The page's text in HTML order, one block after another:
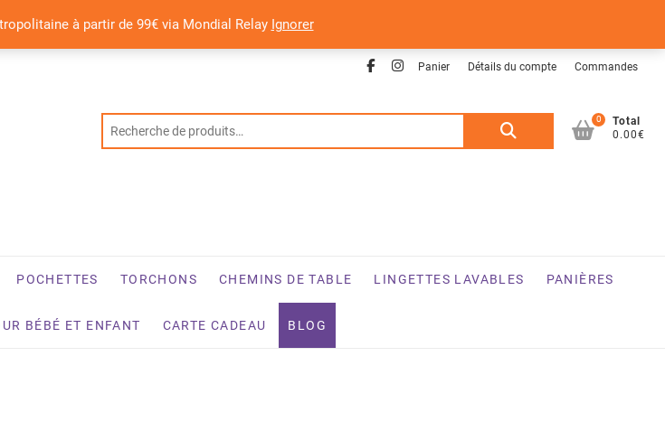
à partir de 99€ via Mondial Relay Ignorer
Facebook
Instagram
Panier Détails du compte Commandes
Recherche
0
Total
0.00€
POCHETTES TORCHONS CHEMINS DE TABLE LINGETTES LAVABLES PANIÈRES
BÉBÉ ET ENFANT CARTE CADEAU BLOG